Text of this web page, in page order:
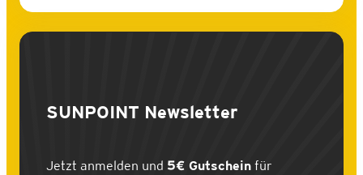
SUNPOINT Newsletter
Jetzt anmelden und 5€ Gutschein für